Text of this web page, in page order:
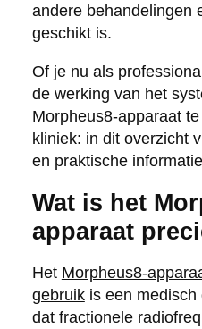
andere behandelingen
geschikt is.
Of je nu als
de werking van het
Morpheus8-apparaat
kliniek: in dit overzicht
en praktische
Wat is het
apparaat
Het Morpheus8-
gebruikis een medisch
dat fractionele